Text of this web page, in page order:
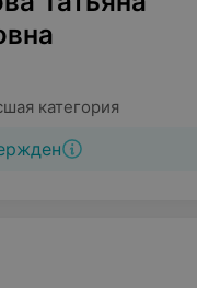
категория